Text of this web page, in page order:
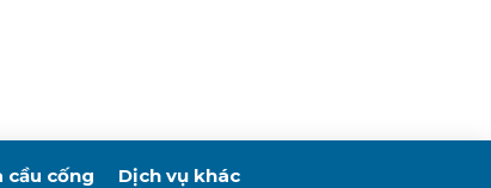
cầu cống Dịch vụ khác